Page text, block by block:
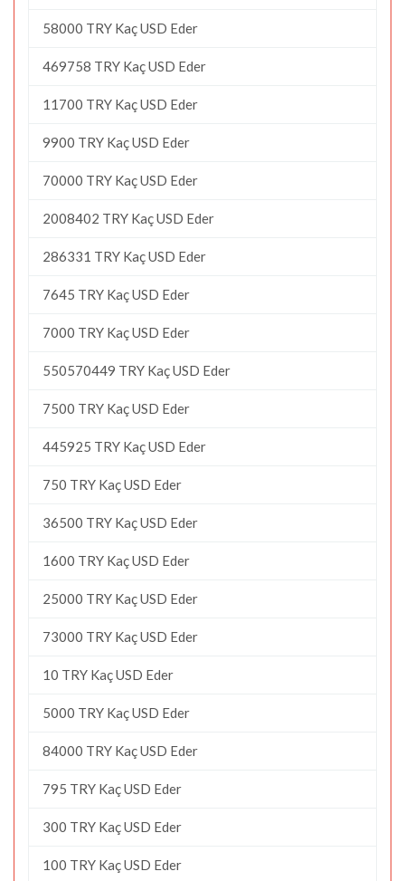
58000 TRY Kaç USD Eder
469758 TRY Kaç USD Eder
11700 TRY Kaç USD Eder
9900 TRY Kaç USD Eder
70000 TRY Kaç USD Eder
2008402 TRY Kaç USD Eder
286331 TRY Kaç USD Eder
7645 TRY Kaç USD Eder
7000 TRY Kaç USD Eder
550570449 TRY Kaç USD Eder
7500 TRY Kaç USD Eder
445925 TRY Kaç USD Eder
750 TRY Kaç USD Eder
36500 TRY Kaç USD Eder
1600 TRY Kaç USD Eder
25000 TRY Kaç USD Eder
73000 TRY Kaç USD Eder
10 TRY Kaç USD Eder
5000 TRY Kaç USD Eder
84000 TRY Kaç USD Eder
795 TRY Kaç USD Eder
300 TRY Kaç USD Eder
100 TRY Kaç USD Eder